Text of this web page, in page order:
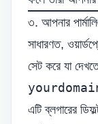
৩. আপনার
সাধারণত,
সেট করে যা
এটি ব্লগারের